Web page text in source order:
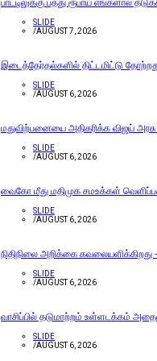
SLIDE
/AUGUST 7, 2026
இடைத்தேர்தல்களில் திட்டமிட்டு
SLIDE
/AUGUST 6, 2026
மதுவிற்பனையை அதிகரிக்க விஜய் அரசு
SLIDE
/AUGUST 6, 2026
வைகோ மீது மதிமுக சமஉக்கள்
SLIDE
/AUGUST 6, 2026
நிதிநிலை அறிக்கை கவலையளிக்கிறது
SLIDE
/AUGUST 6, 2026
வாசிப்பில் தடுமாற்றம் உள்ளடக்கம்
SLIDE
/AUGUST 6, 2026